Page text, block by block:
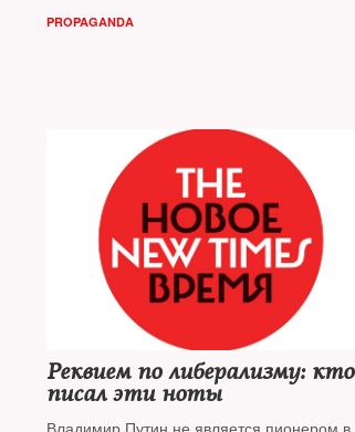
трагедии, продолжали воспроизводить
PROPAGANDA
Реквием по либерализму: кто
писал эти ноты
Владимир Путин не является пионером в